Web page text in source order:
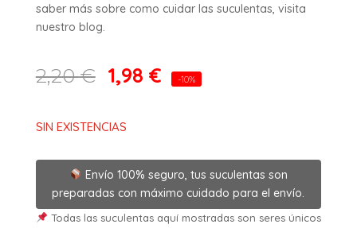
saber más sobre como cuidar las suculentas, visita
nuestro blog.
2,20€ 1,98 € -10%
SIN EXISTENCIAS
Envío 100% seguro, tus suculentas son
preparadas con máximo cuidado para el envío.
Todas las suculentas aquí mostradas son seres únicos